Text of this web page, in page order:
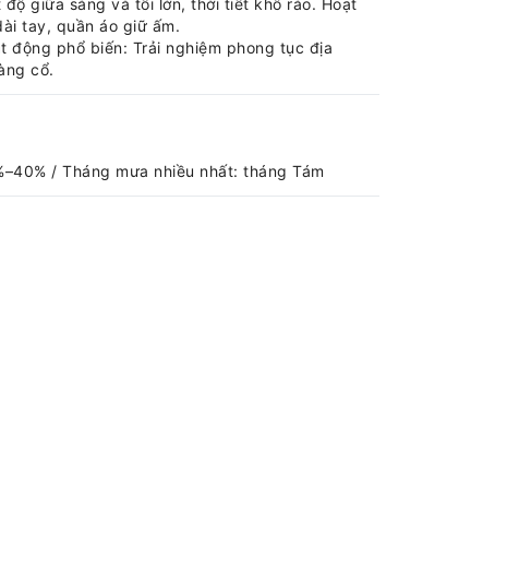
giữa sáng và tối lớn, thời tiết khô ráo. Hoạt
tay, quần áo giữ ấm.
động phổ biến: Trải nghiệm phong tục địa
cổ.
/ Tháng mưa nhiều nhất: tháng Tám